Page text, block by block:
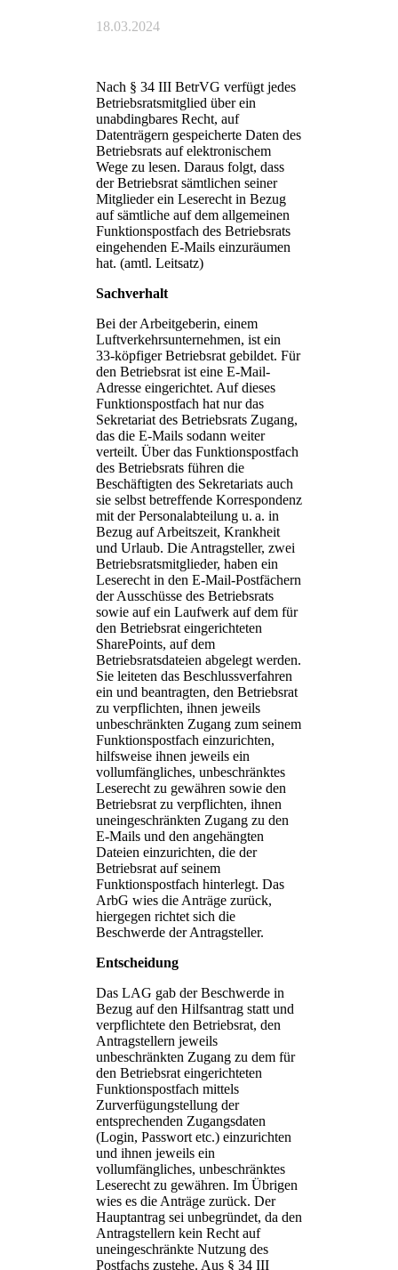
18.03.2024
Nach § 34 III BetrVG verfügt jedes
Betriebsratsmitglied über ein
unabdingbares Recht, auf
Datenträgern gespeicherte Daten des
Betriebsrats auf elektronischem
Wege zu lesen. Daraus folgt, dass
der Betriebsrat sämtlichen seiner
Mitglieder ein Leserecht in Bezug
auf sämtliche auf dem allgemeinen
Funktionspostfach des Betriebsrats
eingehenden E-Mails einzuräumen
hat. (amtl. Leitsatz)
Sachverhalt
Bei der Arbeitgeberin, einem
Luftverkehrsunternehmen, ist ein
33-köpfiger Betriebsrat gebildet. Für
den Betriebsrat ist eine E-Mail-
Adresse eingerichtet. Auf dieses
Funktionspostfach hat nur das
Sekretariat des Betriebsrats Zugang,
das die E-Mails sodann weiter
verteilt. Über das Funktionspostfach
des Betriebsrats führen die
Beschäftigten des Sekretariats auch
sie selbst betreffende Korrespondenz
mit der Personalabteilung u. a. in
Bezug auf Arbeitszeit, Krankheit
und Urlaub. Die Antragsteller, zwei
Betriebsratsmitglieder, haben ein
Leserecht in den E-Mail-Postfächern
der Ausschüsse des Betriebsrats
sowie auf ein Laufwerk auf dem für
den Betriebsrat eingerichteten
SharePoints, auf dem
Betriebsratsdateien abgelegt werden.
Sie leiteten das Beschlussverfahren
ein und beantragten, den Betriebsrat
zu verpflichten, ihnen jeweils
unbeschränkten Zugang zum seinem
Funktionspostfach einzurichten,
hilfsweise ihnen jeweils ein
vollumfängliches, unbeschränktes
Leserecht zu gewähren sowie den
Betriebsrat zu verpflichten, ihnen
uneingeschränkten Zugang zu den
E-Mails und den angehängten
Dateien einzurichten, die der
Betriebsrat auf seinem
Funktionspostfach hinterlegt. Das
ArbG wies die Anträge zurück,
hiergegen richtet sich die
Beschwerde der Antragsteller.
Entscheidung
Das LAG gab der Beschwerde in
Bezug auf den Hilfsantrag statt und
verpflichtete den Betriebsrat, den
Antragstellern jeweils
unbeschränkten Zugang zu dem für
den Betriebsrat eingerichteten
Funktionspostfach mittels
Zurverfügungstellung der
entsprechenden Zugangsdaten
(Login, Passwort etc.) einzurichten
und ihnen jeweils ein
vollumfängliches, unbeschränktes
Leserecht zu gewähren. Im Übrigen
wies es die Anträge zurück. Der
Hauptantrag sei unbegründet, da den
Antragstellern kein Recht auf
uneingeschränkte Nutzung des
Postfachs zustehe. Aus § 34 III